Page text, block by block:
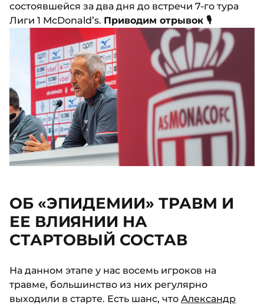
состоявшейся за два дня до встречи 7-го тура
Лиги 1 McDonald’s. Приводим отрывок 🎙️
ОБ «ЭПИДЕМИИ» ТРАВМ И
ЕЕ ВЛИЯНИИ НА
СТАРТОВЫЙ СОСТАВ
На данном этапе у нас восемь игроков на
травме, большинство из них регулярно
выходили в старте. Есть шанс, что Александр